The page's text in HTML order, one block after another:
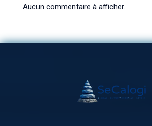
Aucun commentaire à afficher.